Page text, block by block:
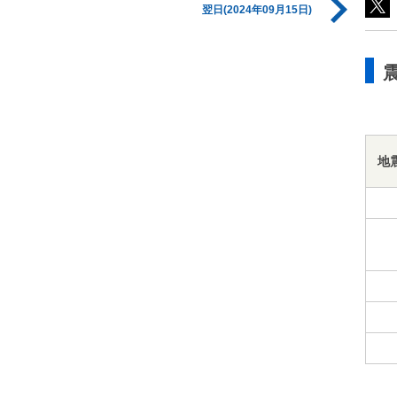
翌日(2024年09月15日)
地